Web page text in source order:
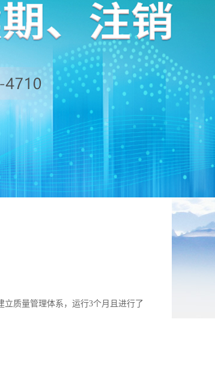
立质量管理体系，运行3个月且进行了